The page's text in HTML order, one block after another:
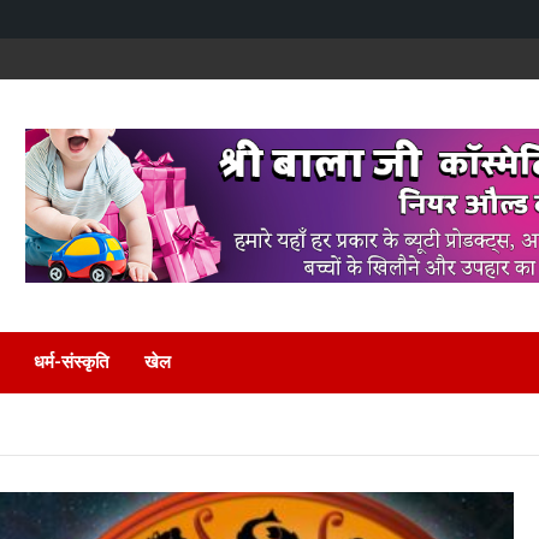
धर्म-संस्कृति खेल